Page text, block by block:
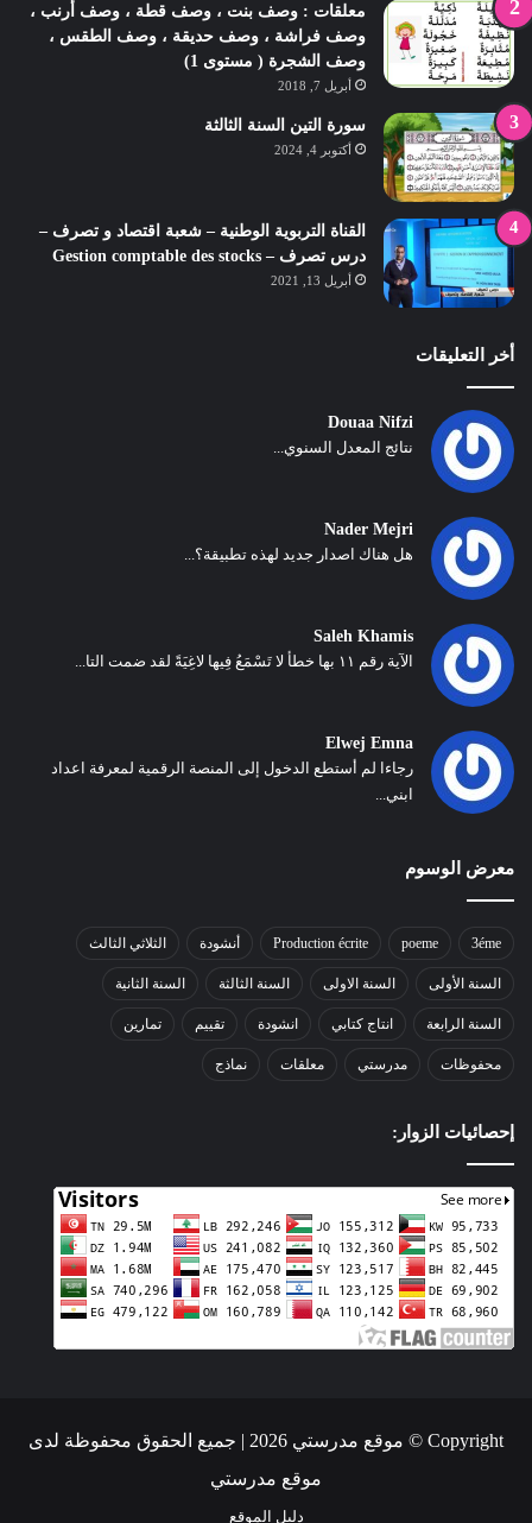
معلقات : وصف بنت ، وصف قطة ، وصف أرنب ،
وصف فراشة ، وصف حديقة ، وصف الطقس ،
وصف الشجرة ( مستوى 1)
أبريل 7, 2018
سورة التين السنة الثالثة
أكتوبر 4, 2024
القناة التربوية الوطنية – شعبة اقتصاد و تصرف –
درس تصرف – Gestion comptable des stocks
أبريل 13, 2021
أخر التعليقات
Douaa Nifzi
نتائج المعدل السنوي...
Nader Mejri
هل هناك اصدار جديد لهذه تطبيقة؟...
Saleh Khamis
الآية رقم ١١ بها خطأ لا تَسْمَعُ فِيها لاغِيَةً لقد ضمت التا...
Elwej Emna
رجاءا لم أستطع الدخول إلى المنصة الرقمية لمعرفة اعداد
ابني...
معرض الوسوم
3éme
poeme
Production écrite أنشودة الثلاثي الثالث
السنة الأولى السنة الاولى السنة الثالثة السنة الثانية
السنة الرابعة انتاج كتابي انشودة تقييم تمارين
محفوظات مدرستي معلقات نماذج
إحصائيات الزوار:
Copyright © موقع مدرستي 2026 | جميع الحقوق محفوظة لدى
موقع مدرستي
دليل الموقع